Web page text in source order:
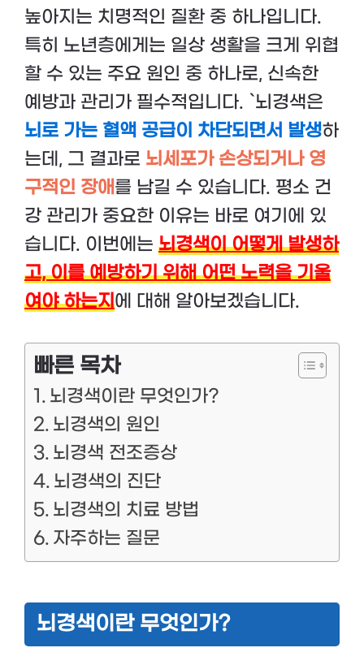
높아지는 치명적인 질환 중 하나입니다.
특히 노년층에게는 일상 생활을 크게 위협
할 수 있는 주요 원인 중 하나로, 신속한
예방과 관리가 필수적입니다. `뇌경색은
뇌로 가는 혈액 공급이 차단되면서 발생하
는데, 그 결과로 뇌세포가 손상되거나 영
구적인 장애를 남길 수 있습니다. 평소 건
강 관리가 중요한 이유는 바로 여기에 있
습니다. 이번에는 뇌경색이 어떻게 발생하
고, 이를 예방하기 위해 어떤 노력을 기울
여야 하는지에 대해 알아보겠습니다.
빠른 목차
뇌경색이란 무엇인가?
뇌경색의 원인
뇌경색 전조증상
뇌경색의 진단
뇌경색의 치료 방법
자주하는 질문
뇌경색이란 무엇인가?